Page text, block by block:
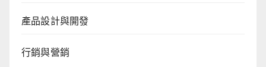
產品設計與開發
行銷與營銷